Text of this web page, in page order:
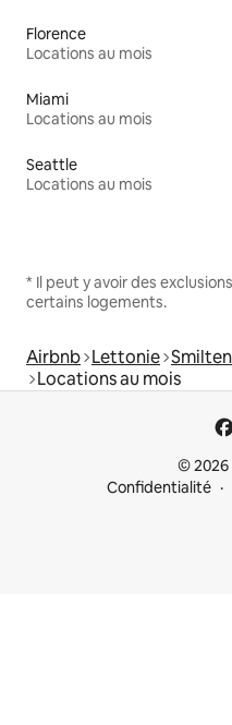
Florence
Locations au mois
Miami
Locations au mois
Seattle
Locations au mois
* Il peut y avoir des
certains logements.
Airbnb Lettonie
Locations au mois
© 2026
Confidentialité